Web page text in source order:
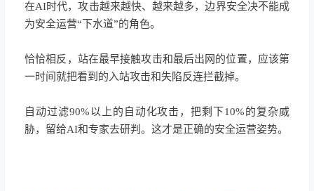
在AI时代，攻击越来越快、越来越多，边界安全决不能成
为安全运营“下水道”的角色。
恰恰相反， 站在最早接触攻击和最后出网的位置，应该第
一时间就把看到的入站攻击和失陷反连拦截掉。
自动过滤90%以上的自动化攻击，把剩下10%的复杂威
胁，留给AI和专家去研判。这才是正确的安全运营姿势。